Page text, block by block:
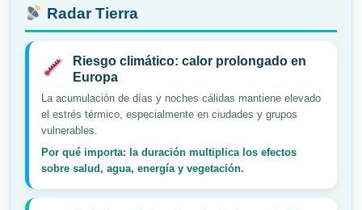
Radar Tierra
Riesgo climático: calor prolongado en
Europa
La acumulación de días y noches cálidas mantiene elevado
el estrés térmico, especialmente en ciudades y grupos
vulnerables.
Por qué importa: la duración multiplica los efectos
sobre salud, agua, energía y vegetación.